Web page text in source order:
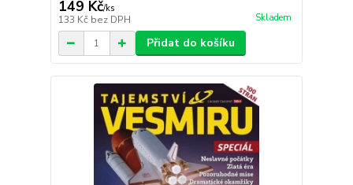
149 Kč/ks
133 Kč bez DPH Skladem
Přidat do košíku